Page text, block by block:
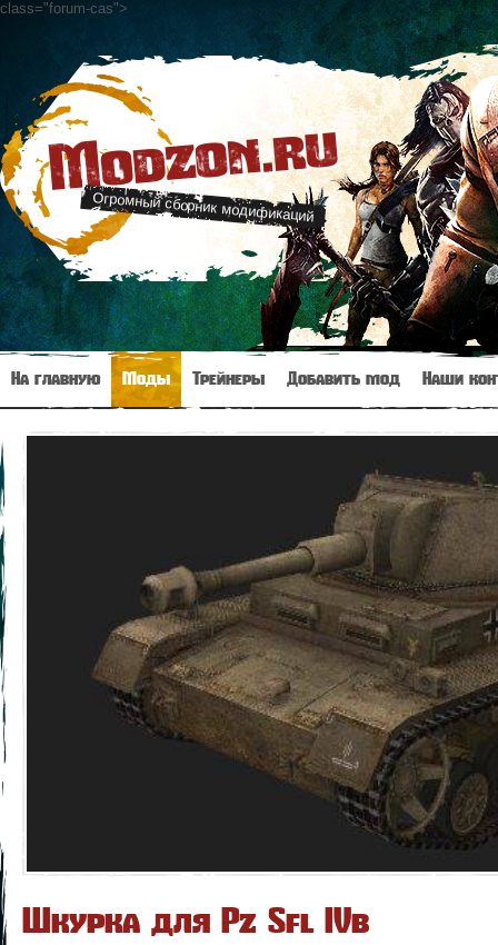
class="forum-cas">
Modzon.ru
Огромный сборник модификаций
На главную Моды Трейнеры Добавить мод Наши
Шкурка для Pz Sfl IVb